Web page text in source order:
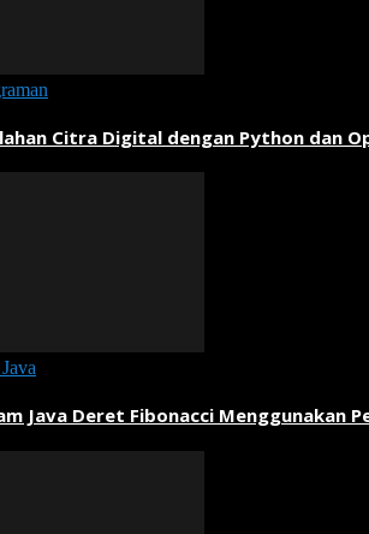
Citra Digital dengan Python dan
Java Deret Fibonacci Menggunakan